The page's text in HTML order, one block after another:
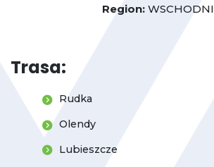
Region:WSCHODNI
Trasa:
Rudka
Olendy
Lubieszcze